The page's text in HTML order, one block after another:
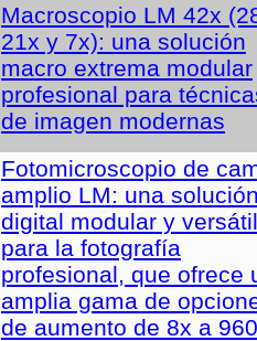
Macroscopio LM 42x
21x y 7x): una solución
macro extrema modular
profesional para
de imagen modernas
Fotomicroscopio de
amplio LM: una
digital modular y versátil
para la fotografía
profesional, que ofrece
amplia gama de
de aumento de 8x a